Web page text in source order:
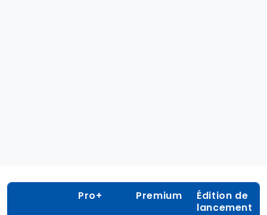
Pro+ Premium
Édition de
lancement